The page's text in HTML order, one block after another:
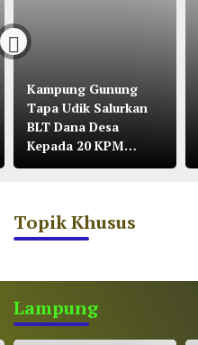
Kampung Gunung
Tapa Udik Salurkan
BLT Dana Desa
Kepada 20 KPM
Tahun 2026
Topik Khusus
Lampung